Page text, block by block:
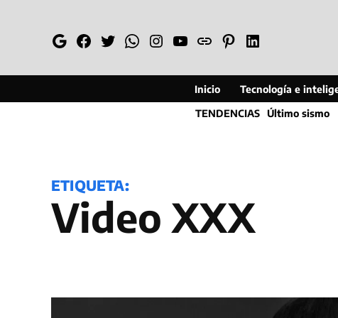
GoogleFacebook
TwitterWhatsapp
Instagram
YouTube
WebPinterestLinkedin
Inicio Tecnología e
TENDENCIAS Último sismo
ETIQUETA:
Video XXX